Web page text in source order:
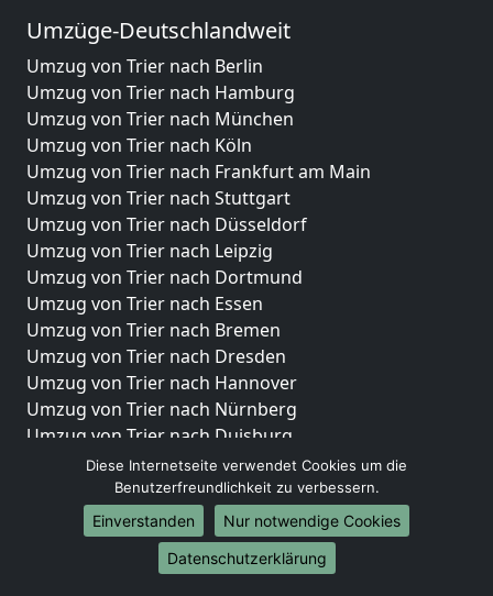
Umzüge-Deutschlandweit
Umzug von Trier nach Berlin
Umzug von Trier nach Hamburg
Umzug von Trier nach München
Umzug von Trier nach Köln
Umzug von Trier nach Frankfurt am Main
Umzug von Trier nach Stuttgart
Umzug von Trier nach Düsseldorf
Umzug von Trier nach Leipzig
Umzug von Trier nach Dortmund
Umzug von Trier nach Essen
Umzug von Trier nach Bremen
Umzug von Trier nach Dresden
Umzug von Trier nach Hannover
Umzug von Trier nach Nürnberg
Umzug von Trier nach Duisburg
Umzug von Trier nach Bochum
Umzug von Trier nach Wuppertal
Umzug von Trier nach Bielefeld
Umzug von Trier nach Bonn
Umzug von Trier nach Münster
Diese Internetseite verwendet Cookies um die
Benutzerfreundlichkeit zu verbessern.
Einverstanden
Nur notwendige Cookies
Datenschutzerklärung